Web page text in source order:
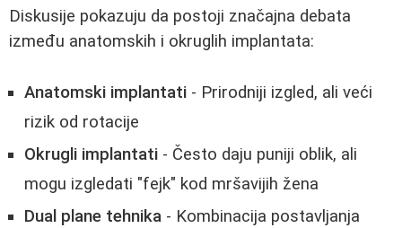
Diskusije pokazuju da postoji značajna debata
između anatomskih i okruglih implantata:
Anatomski implantati - Prirodniji izgled, ali veći
rizik od rotacije
Okrugli implantati - Često daju puniji oblik, ali
mogu izgledati "fejk" kod mršavijih žena
Dual plane tehnika - Kombinacija postavljanja